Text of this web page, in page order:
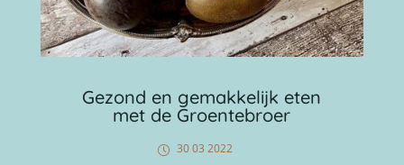
Gezond en gemakkelijk eten
met de Groentebroer
30 03 2022